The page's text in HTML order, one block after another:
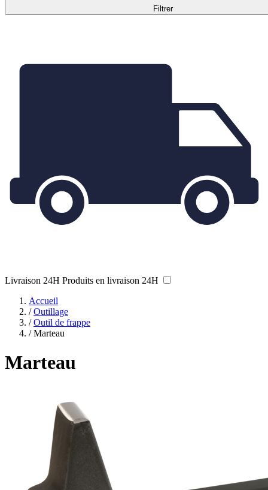
Filtrer
Livraison 24H Produits en livraison 24H
Accueil
/ Outillage
/ Outil de frappe
/ Marteau
Marteau